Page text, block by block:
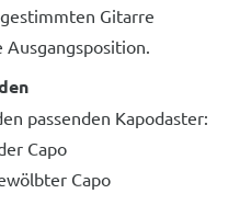
Gitarre
passenden Kapodaster:
Capo
Capo